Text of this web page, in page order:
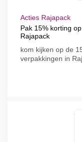
Acties Rajapack
Pak 15% korting
Rajapack
kom kijken op de
verpakkingen in